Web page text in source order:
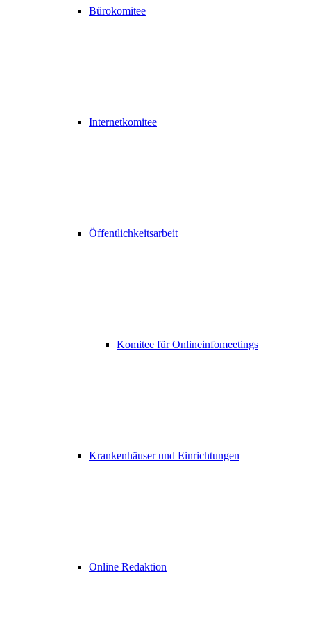
Bürokomitee
Internetkomitee
Öffentlichkeitsarbeit
Komitee für Onlineinfomeetings
Krankenhäuser und Einrichtungen
Online Redaktion